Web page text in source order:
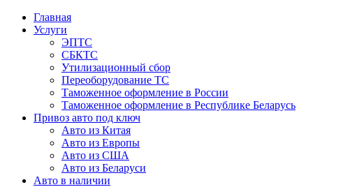
Главная
Услуги
ЭПТС
СБКТС
Утилизационный сбор
Переоборудование ТС
Таможенное оформление в России
Таможенное оформление в Республике Беларусь
Привоз авто под ключ
Авто из Китая
Авто из Европы
Авто из США
Авто из Беларуси
Авто в наличии